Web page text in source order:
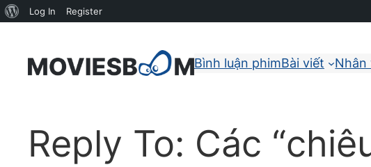
Bình luận phimBài viết Nhân
Reply To: Các
About
Log In Register